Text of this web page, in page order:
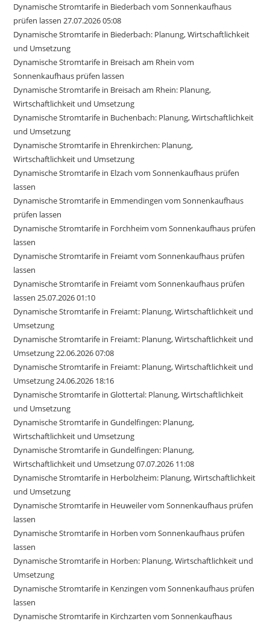
Dynamische Stromtarife in Biederbach vom Sonnenkaufhaus
prüfen lassen 27.07.2026 05:08
Dynamische Stromtarife in Biederbach: Planung, Wirtschaftlichkeit
und Umsetzung
Dynamische Stromtarife in Breisach am Rhein vom
Sonnenkaufhaus prüfen lassen
Dynamische Stromtarife in Breisach am Rhein: Planung,
Wirtschaftlichkeit und Umsetzung
Dynamische Stromtarife in Buchenbach: Planung, Wirtschaftlichkeit
und Umsetzung
Dynamische Stromtarife in Ehrenkirchen: Planung,
Wirtschaftlichkeit und Umsetzung
Dynamische Stromtarife in Elzach vom Sonnenkaufhaus prüfen
lassen
Dynamische Stromtarife in Emmendingen vom Sonnenkaufhaus
prüfen lassen
Dynamische Stromtarife in Forchheim vom Sonnenkaufhaus prüfen
lassen
Dynamische Stromtarife in Freiamt vom Sonnenkaufhaus prüfen
lassen
Dynamische Stromtarife in Freiamt vom Sonnenkaufhaus prüfen
lassen 25.07.2026 01:10
Dynamische Stromtarife in Freiamt: Planung, Wirtschaftlichkeit und
Umsetzung
Dynamische Stromtarife in Freiamt: Planung, Wirtschaftlichkeit und
Umsetzung 22.06.2026 07:08
Dynamische Stromtarife in Freiamt: Planung, Wirtschaftlichkeit und
Umsetzung 24.06.2026 18:16
Dynamische Stromtarife in Glottertal: Planung, Wirtschaftlichkeit
und Umsetzung
Dynamische Stromtarife in Gundelfingen: Planung,
Wirtschaftlichkeit und Umsetzung
Dynamische Stromtarife in Gundelfingen: Planung,
Wirtschaftlichkeit und Umsetzung 07.07.2026 11:08
Dynamische Stromtarife in Herbolzheim: Planung, Wirtschaftlichkeit
und Umsetzung
Dynamische Stromtarife in Heuweiler vom Sonnenkaufhaus prüfen
lassen
Dynamische Stromtarife in Horben vom Sonnenkaufhaus prüfen
lassen
Dynamische Stromtarife in Horben: Planung, Wirtschaftlichkeit und
Umsetzung
Dynamische Stromtarife in Kenzingen vom Sonnenkaufhaus prüfen
lassen
Dynamische Stromtarife in Kirchzarten vom Sonnenkaufhaus